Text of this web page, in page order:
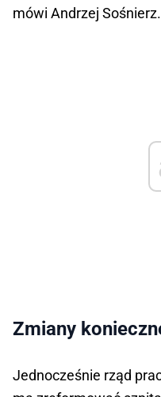
mówi Andrzej Sośnierz.
Zmiany
Jednocześnie rząd